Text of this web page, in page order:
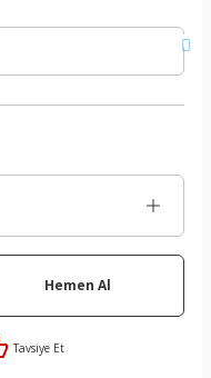
Hemen Al
Tavsiye Et